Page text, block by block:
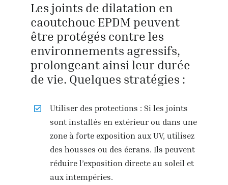
Les joints de dilatation en
caoutchouc EPDM peuvent
être protégés contre les
environnements agressifs,
prolongeant ainsi leur durée
de vie. Quelques stratégies :
Utiliser des protections : Si les joints
sont installés en extérieur ou dans une
zone à forte exposition aux UV, utilisez
des housses ou des écrans. Ils peuvent
réduire l’exposition directe au soleil et
aux intempéries.